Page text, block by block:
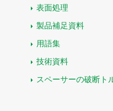
表面処理
製品補足資料
用語集
技術資料
スペーサーの破断ト